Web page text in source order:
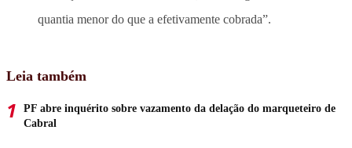
quantia menor do que a efetivamente cobrada”.
Leia também
PF abre inquérito sobre vazamento da delação do marqueteiro de
Cabral